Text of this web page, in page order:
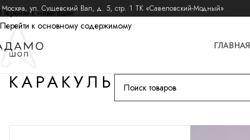
Перейти к навигации
Перейти к основному содержимому
ул. Сущевский Вал, д. 5, стр. 1 ТК «Савеловский-Модный»
ГЛАВНАЯ
КАРАКУЛЬ